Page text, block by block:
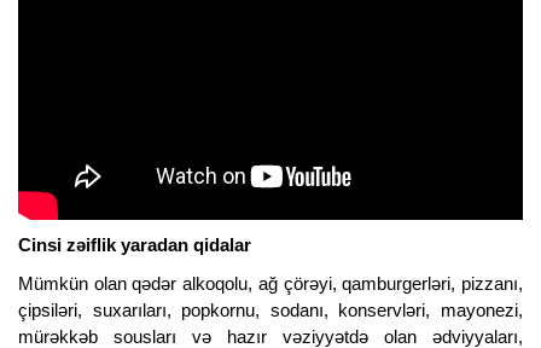
Cinsi zəiflik yaradan qidalar
Mümkün olan qədər alkoqolu, ağ çörəyi, qamburgerləri, pizzanı,
çipsiləri, suxarıları, popkornu, sodanı, konservləri, mayonezi,
mürəkkəb sousları və hazır vəziyyətdə olan ədviyyaları,